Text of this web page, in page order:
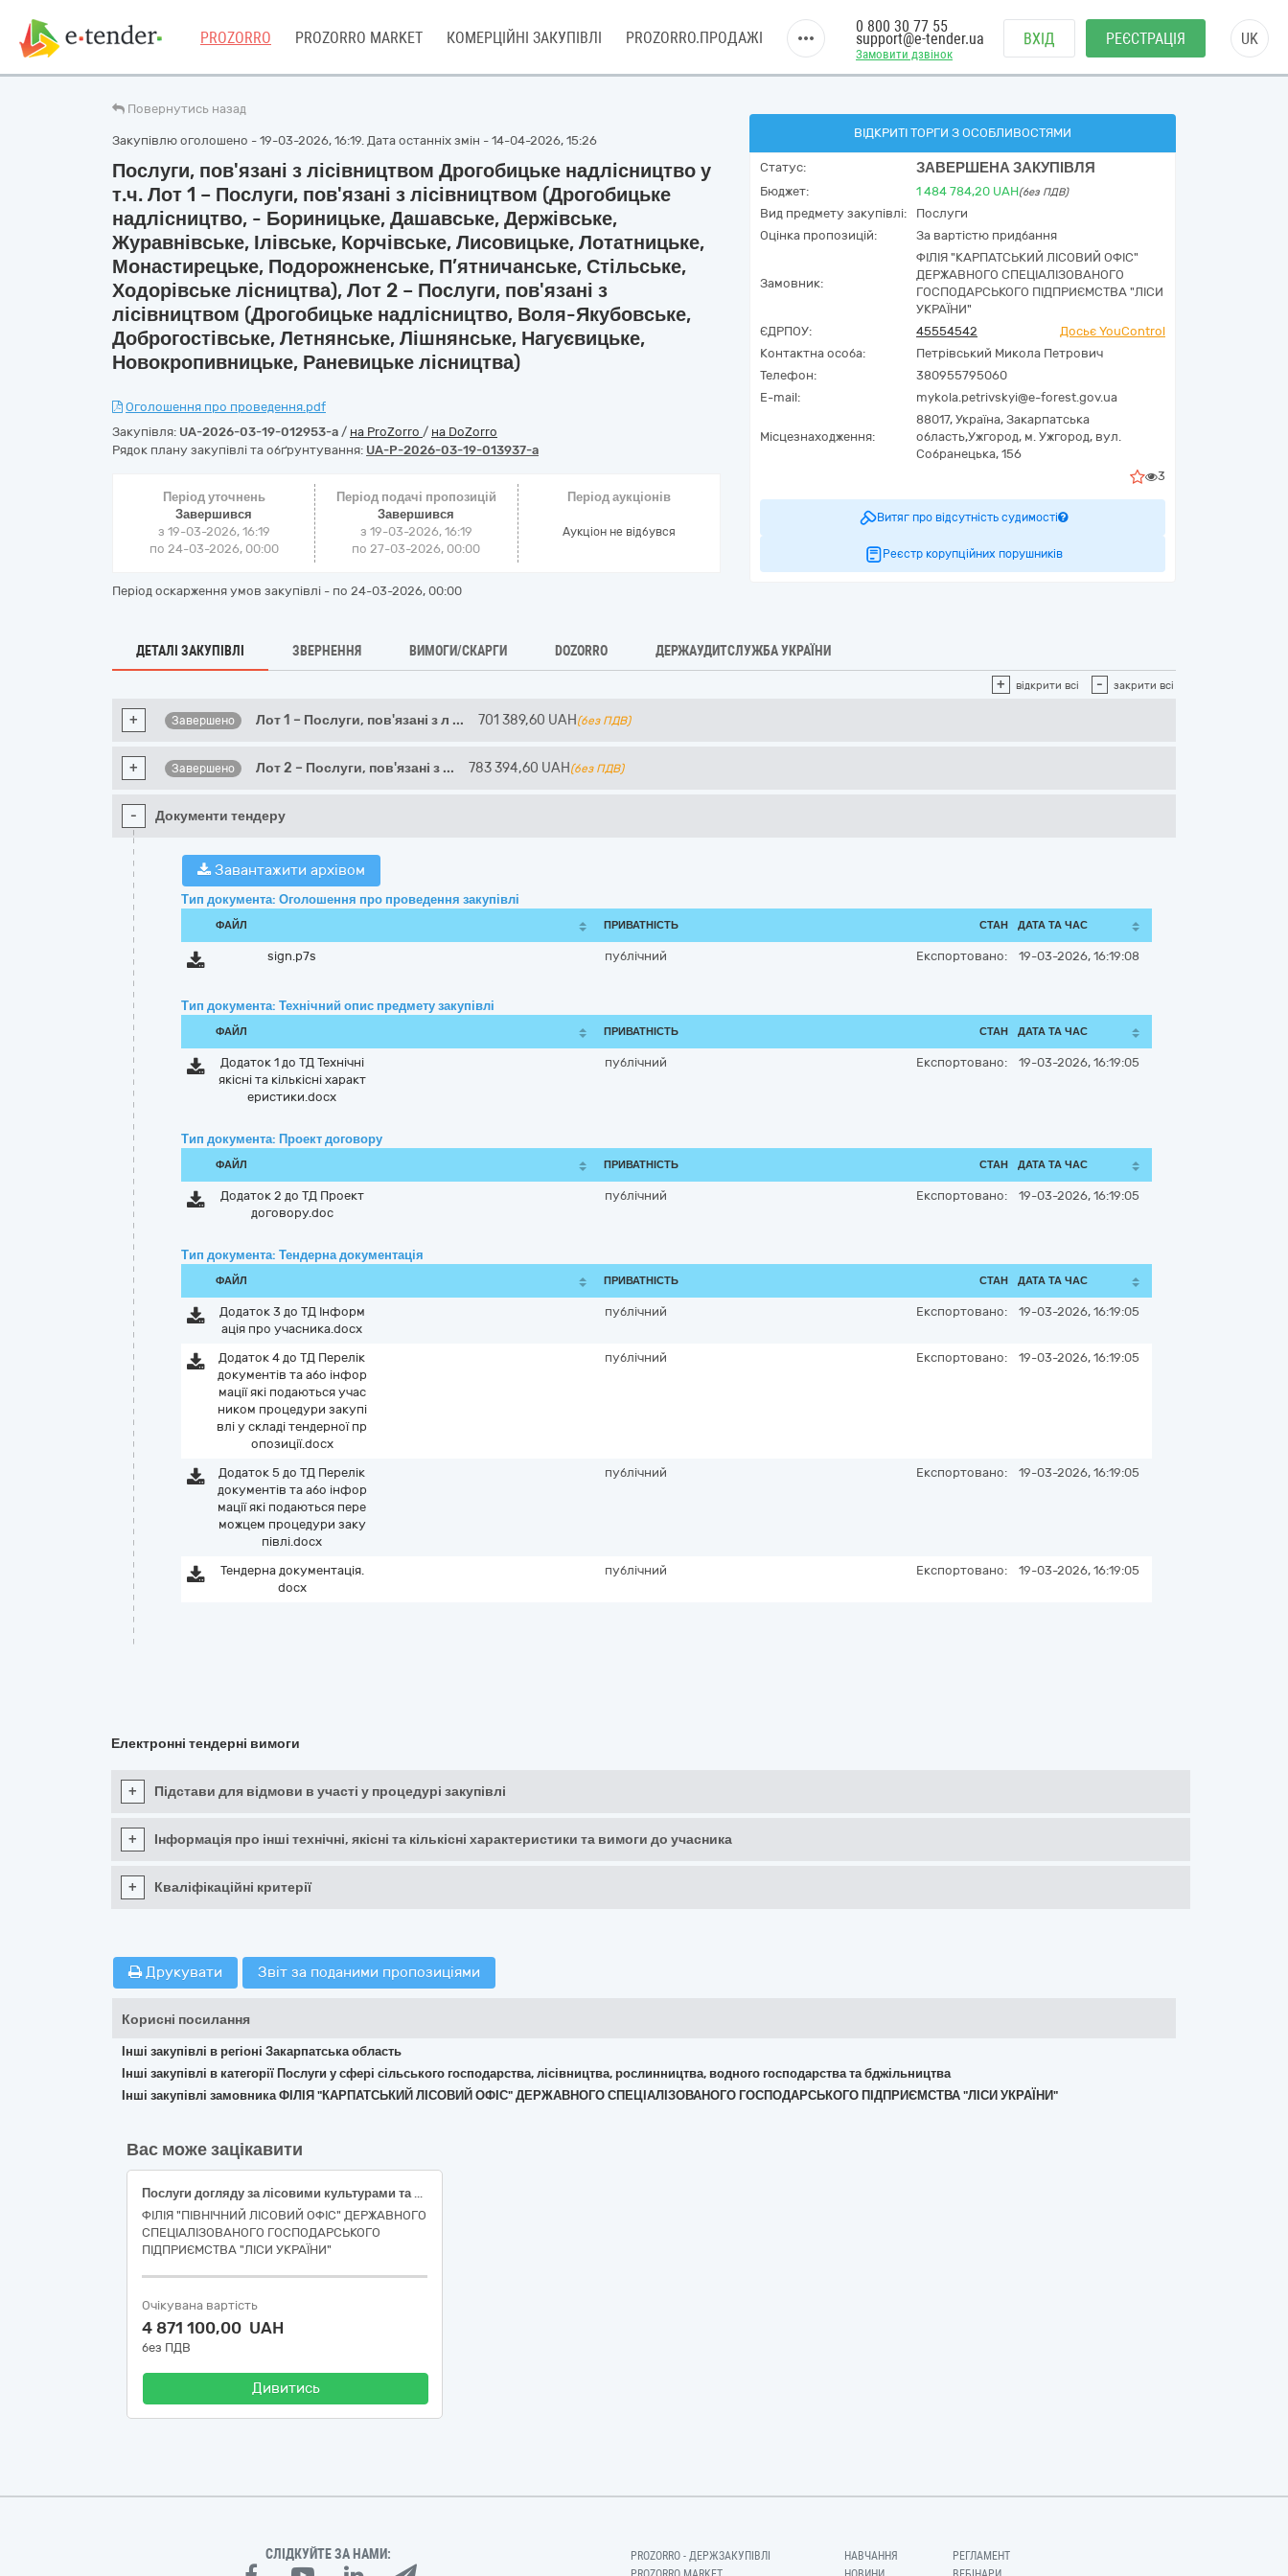
PROZORRO PROZORRO MARKET КОМЕРЦІЙНІ ЗАКУПІВЛІ PROZORRO.ПРОДАЖІ
Замовити дзвінок
0 800 30 77 55
support@e-tender.ua ВХІД РЕЄСТРАЦІЯ UK
Повернутись назад
Закупівлю оголошено - 19-03-2026, 16:19. Дата останніх змін - 14-04-2026, 15:26
Послуги, пов'язані з лісівництвом Дрогобицьке надлісництво у
т.ч. Лот 1 – Послуги, пов'язані з лісівництвом (Дрогобицьке
надлісництво, - Бориницьке, Дашавське, Держівське,
Журавнівське, Ілівське, Корчівське, Лисовицьке, Лотатницьке,
Монастирецьке, Подорожненське, П’ятничанське, Стільське,
Ходорівське лісництва), Лот 2 – Послуги, пов'язані з
лісівництвом (Дрогобицьке надлісництво, Воля-Якубовське,
Доброгостівське, Летнянське, Лішнянське, Нагуєвицьке,
Новокропивницьке, Раневицьке лісництва)
Оголошення про проведення.pdf
Закупівля: UA-2026-03-19-012953-a / на ProZorro / на DoZorro
Рядок плану закупівлі та обґрунтування: UA-P-2026-03-19-013937-a
Період уточнень
Завершився
з 19-03-2026, 16:19
по 24-03-2026, 00:00
Період подачі пропозицій
Завершився
з 19-03-2026, 16:19
по 27-03-2026, 00:00
Період аукціонів
Аукціон не відбувся
Період оскарження умов закупівлі - по 24-03-2026, 00:00
ВІДКРИТІ ТОРГИ З ОСОБЛИВОСТЯМИ
Статус: ЗАВЕРШЕНА ЗАКУПІВЛЯ
Бюджет: 1 484 784,20 UAH(без ПДВ)
Вид предмету закупівлі:
Послуги
Оцінка пропозицій:
За вартістю придбання
Замовник:
ФІЛІЯ "КАРПАТСЬКИЙ ЛІСОВИЙ ОФІС"
ДЕРЖАВНОГО СПЕЦІАЛІЗОВАНОГО
ГОСПОДАРСЬКОГО ПІДПРИЄМСТВА "ЛІСИ
УКРАЇНИ"
ЄДРПОУ:
45554542
Досьє YouControl
Контактна особа:
Петрівський Микола Петрович
Телефон:
380955795060
E-mail:
mykola.petrivskyi@e-forest.gov.ua
Місцезнаходження:
88017, Україна, Закарпатська
область,Ужгород, м. Ужгород, вул.
Собранецька, 156
3
Витяг про відсутність судимості
Реєстр корупційних порушників
ДЕТАЛІ ЗАКУПІВЛІ ЗВЕРНЕННЯ ВИМОГИ/СКАРГИ DOZORRO ДЕРЖАУДИТСЛУЖБА УКРАЇНИ
+ відкрити всі - закрити всі
+ Завершено Лот 1 – Послуги, пов'язані з л ... 701 389,60 UAH (без ПДВ)
+ Завершено Лот 2 – Послуги, пов'язані з ... 783 394,60 UAH (без ПДВ)
- Документи тендеру
Завантажити архівом
Тип документа: Оголошення про проведення закупівлі
ФАЙЛ ПРИВАТНІСТЬ СТАН ДАТА ТА ЧАС
sign.p7s публічний Експортовано: 19-03-2026, 16:19:08
Тип документа: Технічний опис предмету закупівлі
ФАЙЛ ПРИВАТНІСТЬ СТАН ДАТА ТА ЧАС
Додаток 1 до ТД Технічні
якісні та кількісні характ
еристики.docx
публічний Експортовано: 19-03-2026, 16:19:05
Тип документа: Проект договору
ФАЙЛ ПРИВАТНІСТЬ СТАН ДАТА ТА ЧАС
Додаток 2 до ТД Проект
договору.doc
публічний Експортовано: 19-03-2026, 16:19:05
Тип документа: Тендерна документація
ФАЙЛ ПРИВАТНІСТЬ СТАН ДАТА ТА ЧАС
Додаток 3 до ТД Інформ
ація про учасника.docx
публічний Експортовано: 19-03-2026, 16:19:05
Додаток 4 до ТД Перелік
документів та або інфор
мації які подаються учас
ником процедури закупі
влі у складі тендерної пр
опозиції.docx
публічний Експортовано: 19-03-2026, 16:19:05
Додаток 5 до ТД Перелік
документів та або інфор
мації які подаються пере
можцем процедури заку
півлі.docx
публічний Експортовано: 19-03-2026, 16:19:05
Тендерна документація.
docx
публічний Експортовано: 19-03-2026, 16:19:05
Електронні тендерні вимоги
+ Підстави для відмови в участі у процедурі закупівлі
+ Інформація про інші технічні, якісні та кількісні характеристики та вимоги до учасника
+ Кваліфікаційні критерії
Друкувати Звіт за поданими пропозиціями
Корисні посилання
Інші закупівлі в регіоні Закарпатська область
Інші закупівлі в категорії Послуги у сфері сільського господарства, лісівництва, рослинництва, водного господарства та бджільництва
Інші закупівлі замовника ФІЛІЯ "КАРПАТСЬКИЙ ЛІСОВИЙ ОФІС" ДЕРЖАВНОГО СПЕЦІАЛІЗОВАНОГО ГОСПОДАРСЬКОГО ПІДПРИЄМСТВА "ЛІСИ УКРАЇНИ"
Вас може зацікавити
Послуги догляду за лісовими культурами та природним поновленням Шосткинське надлісництво
ФІЛІЯ "ПІВНІЧНИЙ ЛІСОВИЙ ОФІС" ДЕРЖАВНОГО
СПЕЦІАЛІЗОВАНОГО ГОСПОДАРСЬКОГО
ПІДПРИЄМСТВА "ЛІСИ УКРАЇНИ"
Очікувана вартість
4 871 100,00 UAH
без ПДВ
Дивитись
СЛІДКУЙТЕ ЗА НАМИ:
PROZORRO - ДЕРЖЗАКУПІВЛІ
НАВЧАННЯ
РЕГЛАМЕНТ